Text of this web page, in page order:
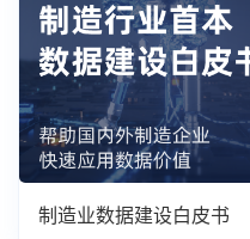
制造业数据建设白皮书